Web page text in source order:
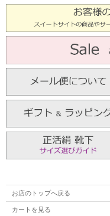
お店のトップへ戻る
カートを見る